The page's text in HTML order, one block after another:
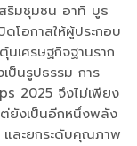
ริมชุมชน อาทิ บูธ
โอกาสให้ผู้ประกอบ
เศรษฐกิจฐานราก
ป็นรูปธรรม การ
2025 จึงไม่เพียง
ยังเป็นอีกหนึ่งพลัง
และยกระดับคุณภาพ